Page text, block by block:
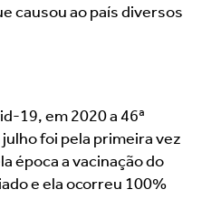
causou ao país diversos
19, em 2020 a 46ª
foi pela primeira vez
época a vacinação do
e ela ocorreu 100%